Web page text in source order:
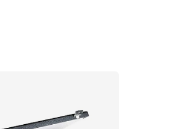
приборов